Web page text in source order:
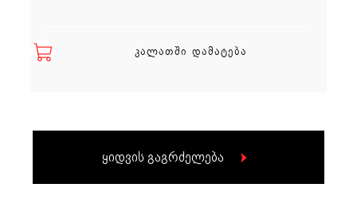
ᲙᲐᲚᲐᲗᲨᲘ ᲓᲐᲛᲐᲢᲔᲑᲐ
ყიდვის გაგრძელება